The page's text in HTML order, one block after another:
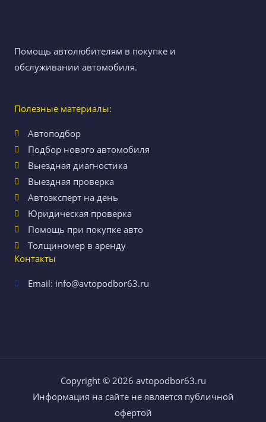
Помощь автолюбителям в покупке и
обслуживании автомобиля.
Полезные материалы:
Автоподбор
Подбор нового автомобиля
Выездная диагностика
Выездная проверка
Автоэксперт на день
Юридическая проверка
Помощь при покупке авто
Толщиномер в аренду
Контакты
Email: info@avtopodbor63.ru
Copyright © 2026 avtopodbor63.ru
Информация на сайте не является публичной
офертой